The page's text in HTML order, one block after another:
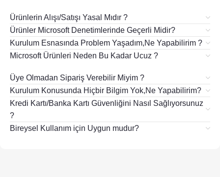
Ürünlerin Alışı/Satışı Yasal Mıdır ?
Ürünler Microsoft Denetimlerinde Geçerli Midir?
Kurulum Esnasında Problem Yaşadım,Ne Yapabilirim ?
Microsoft Ürünleri Neden Bu Kadar Ucuz ?
Üye Olmadan Sipariş Verebilir Miyim ?
Kurulum Konusunda Hiçbir Bilgim Yok,Ne Yapabilirim?
Kredi Kartı/Banka Kartı Güvenliğini Nasıl Sağlıyorsunuz
?
Bireysel Kullanım için Uygun mudur?